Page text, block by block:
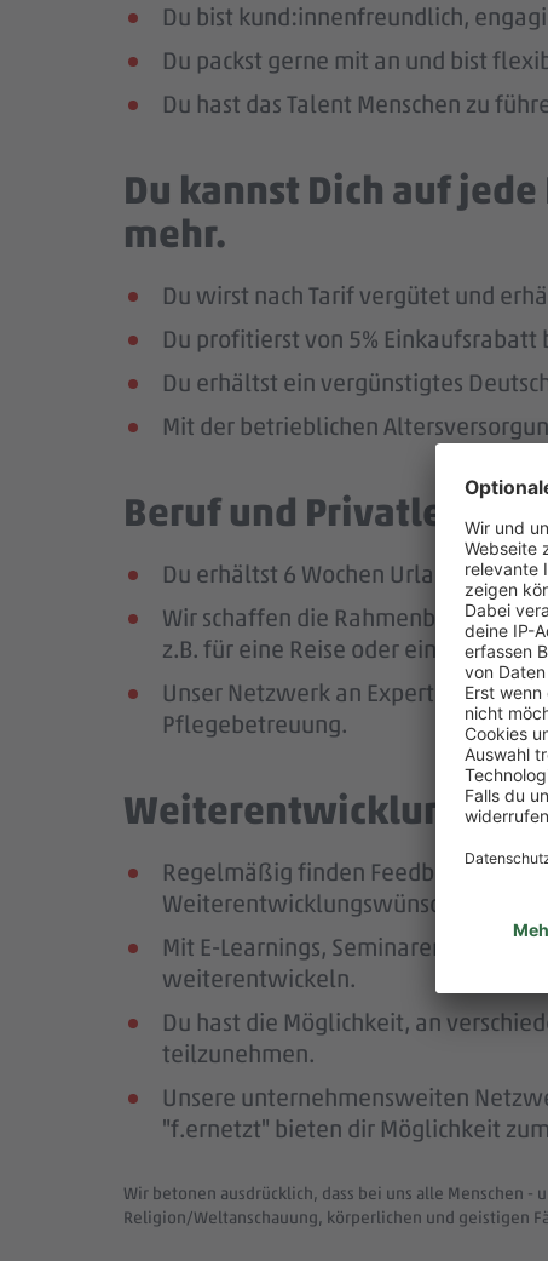
Du bist kund:innenfreundlich,
Du packst gerne mit an und bist
Du hast das Talent Menschen zu
Du kannst Dich auf
mehr.
Du wirst nach Tarif vergütet und
Du profitierst von 5% Einkaufsrabatt
Du erhältst ein vergünstigtes
Mit der betrieblichen
Beruf und Privatleben
Du erhältst 6 Wochen Urlaub pro
Wir schaffen die
z.B. für eine Reise oder einen
Unser Netzwerk an Expert:innen
Pflegebetreuung.
Weiterentwicklung mit
Regelmäßig finden Feedback- und
Weiterentwicklungswünschen im
Mit E-Learnings, Seminaren und
weiterentwickeln.
Du hast die Möglichkeit, an
teilzunehmen.
Unsere unternehmensweiten
"f.ernetzt" bieten dir Möglichkeit
Wir betonen ausdrücklich, dass bei uns alle Menschen
Religion/Weltanschauung, körperlichen und geistigen